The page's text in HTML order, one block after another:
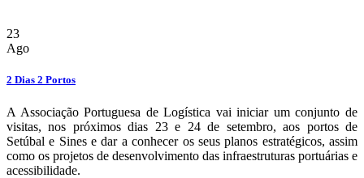
23
Ago
2 Dias 2 Portos
A Associação Portuguesa de Logística vai iniciar um conjunto de
visitas, nos próximos dias 23 e 24 de setembro, aos portos de
Setúbal e Sines e dar a conhecer os seus planos estratégicos, assim
como os projetos de desenvolvimento das infraestruturas portuárias e
acessibilidade.